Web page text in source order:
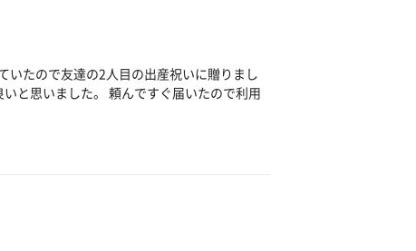
いたので友達の2人目の出産祝いに贈りまし
と思いました。 頼んですぐ届いたので利用